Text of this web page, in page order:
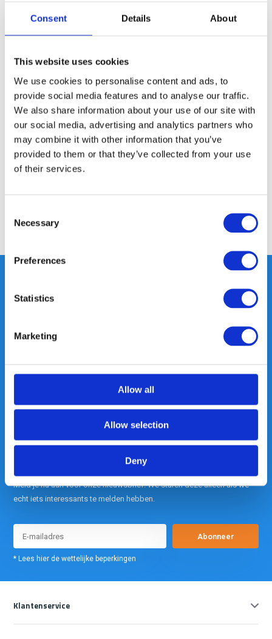
Consent Details About
This website uses cookies
We use cookies to personalise content and ads, to
provide social media features and to analyse our traffic.
We also share information about your use of our site with
our social media, advertising and analytics partners who
may combine it with other information that you’ve
provided to them or that they’ve collected from your use
of their services.
Selection
Necessary
Preferences
Statistics
Marketing
Allow all
Allow selection
Deny
GRATIS LEVERING VANAF € 100
14 DAGEN RETOURTERMIJN
Productomschrijving
Specificaties
Delen
Out of the box met klanten meedenken
Meld je nu aan voor onze nieuwsbrief. We sturen deze alleen als we
echt iets interessants te melden hebben.
Abonneer
* Lees hier de wettelijke beperkingen
Klantenservice